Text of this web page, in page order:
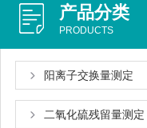
产品分类
PRODUCTS
阳离子交换量测定
二氧化硫残留量测定